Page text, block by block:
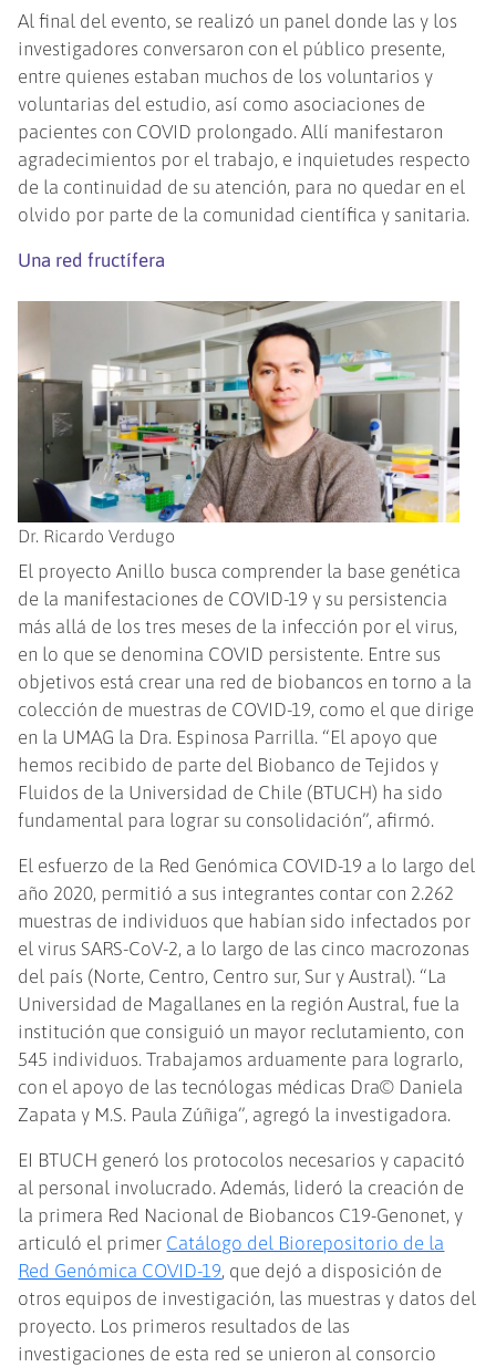
Al final del evento, se realizó un panel donde las y los
investigadores conversaron con el público presente,
entre quienes estaban muchos de los voluntarios y
voluntarias del estudio, así como asociaciones de
pacientes con COVID prolongado. Allí manifestaron
agradecimientos por el trabajo, e inquietudes respecto
de la continuidad de su atención, para no quedar en el
olvido por parte de la comunidad científica y sanitaria.
Una red fructífera
Dr. Ricardo Verdugo
El proyecto Anillo busca comprender la base genética
de la manifestaciones de COVID-19 y su persistencia
más allá de los tres meses de la infección por el virus,
en lo que se denomina COVID persistente. Entre sus
objetivos está crear una red de biobancos en torno a la
colección de muestras de COVID-19, como el que dirige
en la UMAG la Dra. Espinosa Parrilla. “El apoyo que
hemos recibido de parte del Biobanco de Tejidos y
Fluidos de la Universidad de Chile (BTUCH) ha sido
fundamental para lograr su consolidación”, afirmó.
El esfuerzo de la Red Genómica COVID-19 a lo largo del
año 2020, permitió a sus integrantes contar con 2.262
muestras de individuos que habían sido infectados por
el virus SARS-CoV-2, a lo largo de las cinco macrozonas
del país (Norte, Centro, Centro sur, Sur y Austral). “La
Universidad de Magallanes en la región Austral, fue la
institución que consiguió un mayor reclutamiento, con
545 individuos. Trabajamos arduamente para lograrlo,
con el apoyo de las tecnólogas médicas Dra© Daniela
Zapata y M.S. Paula Zúñiga”, agregó la investigadora.
EI BTUCH generó los protocolos necesarios y capacitó
al personal involucrado. Además, lideró la creación de
la primera Red Nacional de Biobancos C19-Genonet, y
articuló el primer Catálogo del Biorepositorio de la
Red Genómica COVID-19, que dejó a disposición de
otros equipos de investigación, las muestras y datos del
proyecto. Los primeros resultados de las
investigaciones de esta red se unieron al consorcio